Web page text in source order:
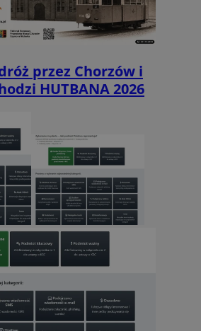
przez Chorzów i
HUTBANA 2026